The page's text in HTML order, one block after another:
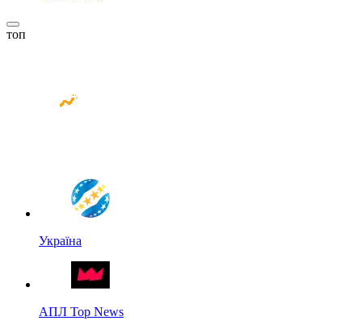
топ
Україна
АПЛ Top News